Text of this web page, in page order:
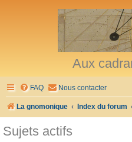
Aux
FAQ Nous contacter
La gnomonique Index du forum
Sujets actifs